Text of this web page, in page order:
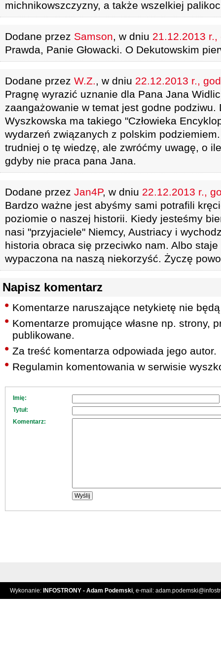
michnikowszczyzny, a także wszelkiej
Dodane przez Samson, w dniu 21.12.2013
Prawda, Panie Głowacki. O Dekutowskim
Dodane przez W.Z., w dniu 22.12.2013 r.,
Pragnę wyrazić uznanie dla Pana Jana
zaangażowanie w temat jest godne podziwu.
Wyszkowska ma takiego "Człowieka
wydarzeń związanych z polskim
trudniej o tę wiedzę, ale zwróćmy uwagę, o
gdyby nie praca pana Jana.
Dodane przez Jan4P, w dniu 22.12.2013 r.,
Bardzo ważne jest abyśmy sami potrafili
poziomie o naszej historii. Kiedy jesteśmy
nasi "przyjaciele" Niemcy, Austriacy i
historia obraca się przeciwko nam. Albo
wypaczona na naszą niekorzyść. Życzę
Napisz komentarz
Komentarze naruszające netykietę nie
Komentarze promujące własne np. strony,
publikowane.
Za treść komentarza odpowiada jego autor.
Regulamin komentowania w serwisie
Imię:
Tytuł:
Komentarz:
Wykonanie: INFOSTRONY - Adam Podemski, e-mail: